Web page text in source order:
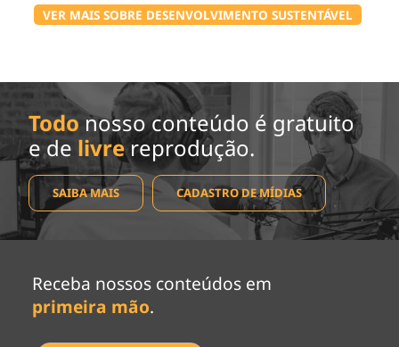
VER MAIS SOBRE DESENVOLVIMENTO SUSTENTÁVEL
Todo nosso conteúdo é gratuito
e de livrereprodução.
SAIBA MAIS CADASTRO DE MÍDIAS
Receba nossos conteúdos em
primeira mão.